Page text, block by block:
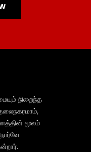
நிறைந்த
மூலம்